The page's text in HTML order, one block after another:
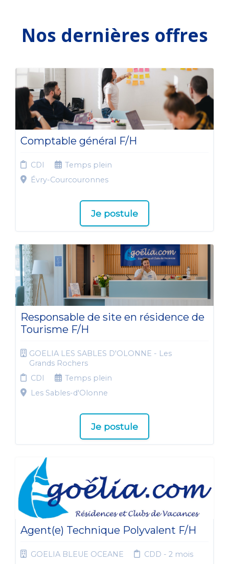
Nos dernières offres
Comptable général F/H
CDI
Temps plein
Évry-Courcouronnes
Je postule
Responsable de site en résidence de
Tourisme F/H
GOELIA LES SABLES D'OLONNE - Les
Grands Rochers
CDI
Temps plein
Les Sables-d'Olonne
Je postule
Agent(e) Technique Polyvalent F/H
GOELIA BLEUE OCEANE
CDD - 2 mois